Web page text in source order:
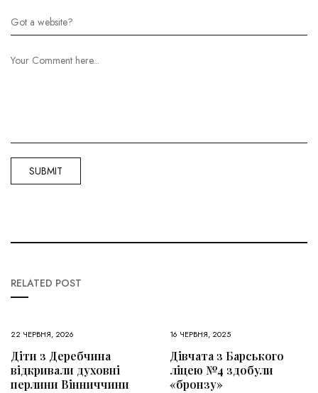
RELATED POST
22 ЧЕРВНЯ, 2026
Діти з Деребчина
відкривали духовні
перлини Вінниччини
16 ЧЕРВНЯ, 2025
Дівчата з Барського
ліцею №4 здобули
«бронзу»